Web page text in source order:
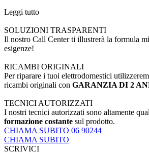
Leggi tutto
SOLUZIONI TRASPARENTI
Il nostro Call Center ti illustrerà la formula
esigenze!
RICAMBI ORIGINALI
Per riparare i tuoi elettrodomestici
ricambi originali con GARANZIA DI 2
TECNICI AUTORIZZATI
I nostri tecnici autorizzati sono altamente
formazione costante sul prodotto.
CHIAMA SUBITO 06 90244
CHIAMA SUBITO
SCRIVICI